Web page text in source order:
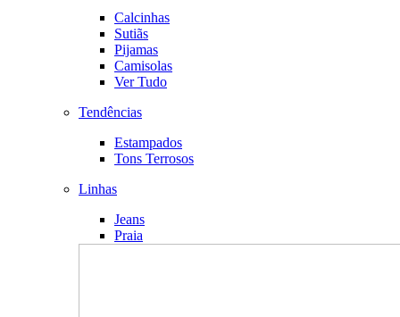
Calcinhas
Sutiãs
Pijamas
Camisolas
Ver Tudo
Tendências
Estampados
Tons Terrosos
Linhas
Jeans
Praia